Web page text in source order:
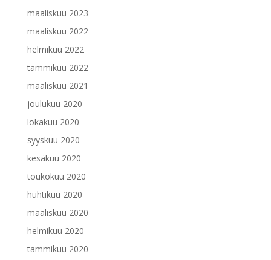
maaliskuu 2023
maaliskuu 2022
helmikuu 2022
tammikuu 2022
maaliskuu 2021
joulukuu 2020
lokakuu 2020
syyskuu 2020
kesäkuu 2020
toukokuu 2020
huhtikuu 2020
maaliskuu 2020
helmikuu 2020
tammikuu 2020